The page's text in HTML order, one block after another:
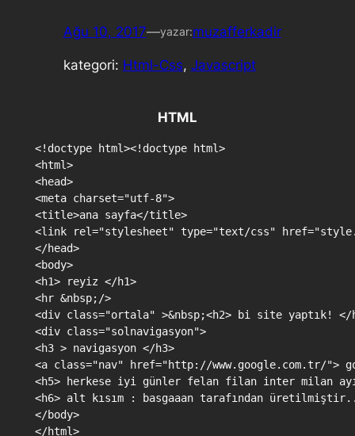
Ağu 10, 2017—yazar:muzafferkadir
kategori: Html-Css, Javascript
HTML
<!doctype html><!doctype html>
<html>
<head>
<meta charset="utf-8">
<title>ana sayfa</title>
<link rel="stylesheet" type="text/css"
</head>
<body>
<h1> reyiz </h1>
<hr &nbsp;/>
<div class="ortala" >&nbsp;<h2> bi site yaptık! </
<div class="solnavigasyon">
<h3 > navigasyon </h3>
<a class="nav" href="http://www.google.com.tr/">
<h5> herkese iyi günler felan filan inter
<h6> alt kısım : basgaaan tarafından
</body>
</html>